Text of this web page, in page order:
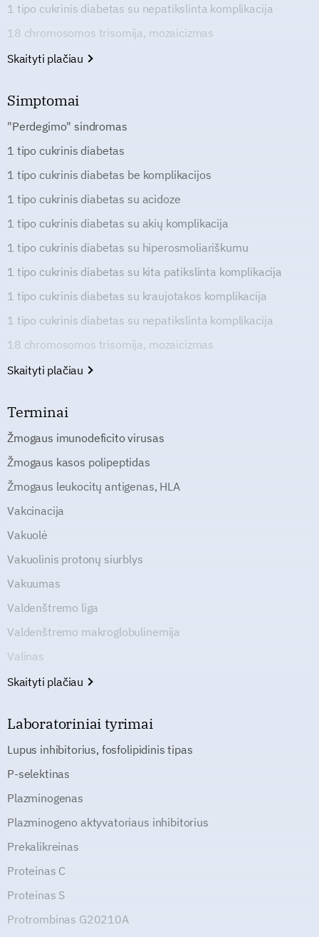
1 tipo cukrinis diabetas su nepatikslinta komplikacija
18 chromosomos trisomija, mozaicizmas
Skaityti plačiau
Simptomai
"Perdegimo" sindromas
1 tipo cukrinis diabetas
1 tipo cukrinis diabetas be komplikacijos
1 tipo cukrinis diabetas su acidoze
1 tipo cukrinis diabetas su akių komplikacija
1 tipo cukrinis diabetas su hiperosmoliariškumu
1 tipo cukrinis diabetas su kita patikslinta komplikacija
1 tipo cukrinis diabetas su kraujotakos komplikacija
1 tipo cukrinis diabetas su nepatikslinta komplikacija
18 chromosomos trisomija, mozaicizmas
Skaityti plačiau
Terminai
Žmogaus imunodeficito virusas
Žmogaus kasos polipeptidas
Žmogaus leukocitų antigenas, HLA
Vakcinacija
Vakuolė
Vakuolinis protonų siurblys
Vakuumas
Valdenštremo liga
Valdenštremo makroglobulinemija
Valinas
Skaityti plačiau
Laboratoriniai tyrimai
Lupus inhibitorius, fosfolipidinis tipas
P-selektinas
Plazminogenas
Plazminogeno aktyvatoriaus inhibitorius
Prekalikreinas
Proteinas C
Proteinas S
Protrombinas G20210A